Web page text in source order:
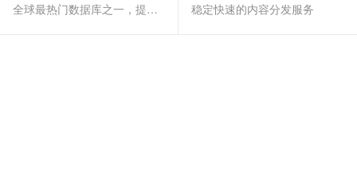
全球最热门数据库之一，提供全托管的稳定服务
稳定快速的内容分发服务